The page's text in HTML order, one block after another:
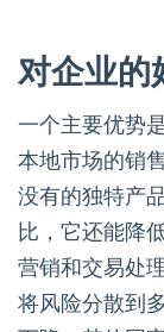
对企业的
一个主要优势
本地市场的销
没有的独特产
比，它还能降
营销和交易处
将风险分散到